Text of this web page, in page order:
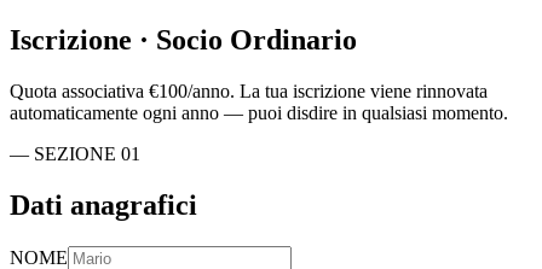
Iscrizione · Socio Ordinario
Quota associativa €100/anno. La tua iscrizione viene rinnovata
automaticamente ogni anno — puoi disdire in qualsiasi momento.
— SEZIONE 01
Dati anagrafici
NOME